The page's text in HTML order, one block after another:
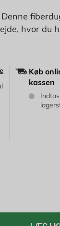
hvor du
PP-
Køb
kassen